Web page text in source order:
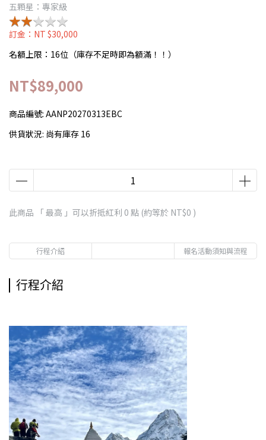
五顆星：專家級
★★★★★
★★★★★
訂金：NT $30,000
名額上限：16位（庫存不足時即為額滿！！）
NT$89,000
商品編號: AANP20270313EBC
供貨狀況: 尚有庫存 16
此商品 「 最高 」可以折抵紅利 0 點 (約等於 NT$0 )
行程介紹 報名活動須知與流程
行程介紹